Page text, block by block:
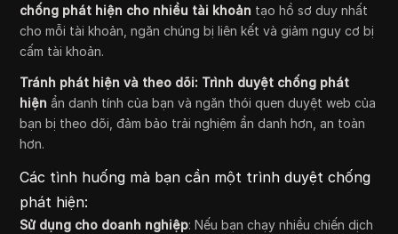
chống phát hiện cho nhiều tài khoản tạo hồ sơ duy nhất
cho mỗi tài khoản, ngăn chúng bị liên kết và giảm nguy cơ bị
cấm tài khoản.
Tránh phát hiện và theo dõi: Trình duyệt chống phát
hiện ẩn danh tính của bạn và ngăn thói quen duyệt web của
bạn bị theo dõi, đảm bảo trải nghiệm ẩn danh hơn, an toàn
hơn.
Các tình huống mà bạn cần một trình duyệt chống
phát hiện:
Sử dụng cho doanh nghiệp: Nếu bạn chạy nhiều chiến dịch